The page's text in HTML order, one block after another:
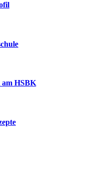
am HSBK